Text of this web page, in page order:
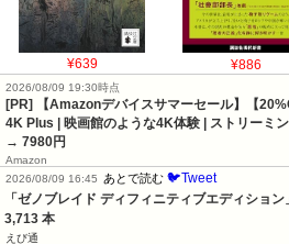
¥639 ¥886
2026/08/09 19:30時点
[PR] 【Amazonデバイスサマーセール】【
4K Plus | 映画館のような4K体験 | ストリーミ
→ 7980円
Amazon
2026/08/09 16:45
あとで読む 🐦Tweet
「ゼノブレイド ディフィニティブエディシ
3,713 本
えび通